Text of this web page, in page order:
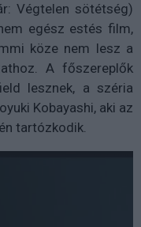
Végtelen sötétség)
egész estés film,
köze nem lesz a
A főszereplők
lesznek, a széria
Kobayashi, aki az
tartózkodik.